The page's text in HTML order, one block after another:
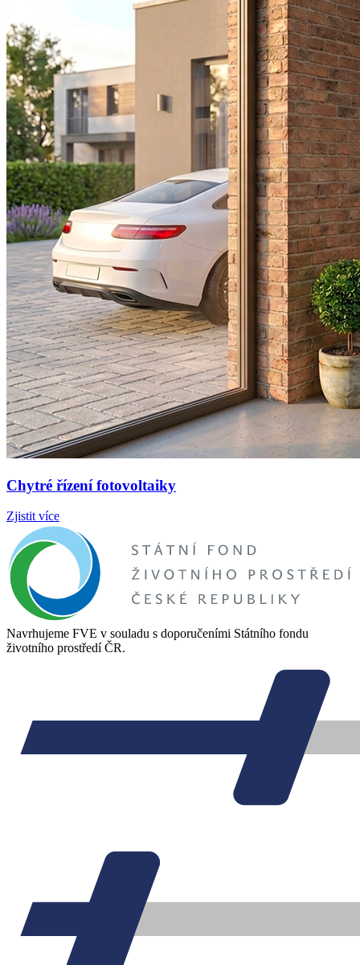
Chytré řízení fotovoltaiky
Zjistit více
Navrhujeme FVE v souladu s doporučeními Státního fondu
životního prostředí ČR.